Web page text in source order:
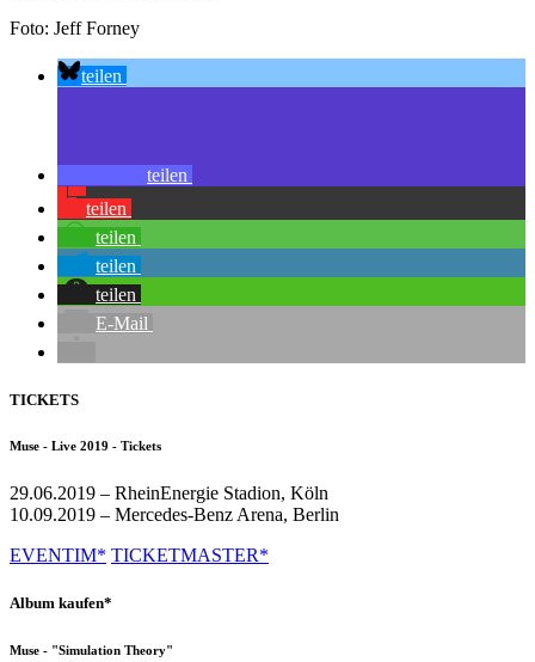
Foto: Jeff Forney
teilen
teilen
teilen
teilen
teilen
teilen
E-Mail
TICKETS
Muse - Live 2019 - Tickets
29.06.2019 – RheinEnergie Stadion, Köln
10.09.2019 – Mercedes-Benz Arena, Berlin
EVENTIM* TICKETMASTER*
Album kaufen*
Muse - "Simulation Theory"